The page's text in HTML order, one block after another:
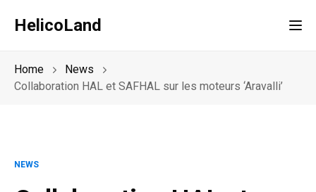
HelicoLand
Home
News
Collaboration HAL et SAFHAL sur les moteurs ‘Aravalli’
NEWS